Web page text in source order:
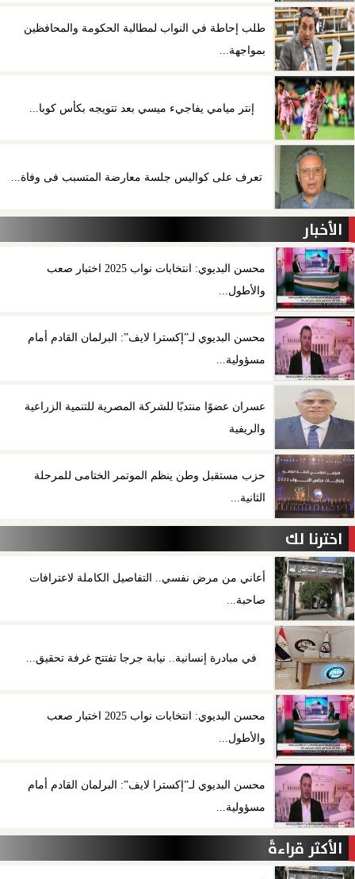
طلب إحاطة في النواب لمطالبة الحكومة والمحافظين
بمواجهة...
إنتر ميامي يفاجيء ميسي بعد تتويجه بكأس كوبا...
تعرف على كواليس جلسة معارضة المتسبب فى وفاة...
الأخبار
محسن البديوي: انتخابات نواب 2025 اختبار صعب
والأطول...
محسن البديوي لـ”إكسترا لايف”: البرلمان القادم أمام
مسؤولية...
عسران عضوًا منتدبًا للشركة المصرية للتنمية الزراعية
والريفية
حزب مستقبل وطن ينظم الموتمر الختامى للمرحلة
الثانية...
اخترنا لك
أعاني من مرض نفسي.. التفاصيل الكاملة لاعترافات
صاحبة...
في مبادرة إنسانية.. نيابة جرجا تفتتح غرفة تحقيق...
محسن البديوي: انتخابات نواب 2025 اختبار صعب
والأطول...
محسن البديوي لـ”إكسترا لايف”: البرلمان القادم أمام
مسؤولية...
الأكثر قراءةً